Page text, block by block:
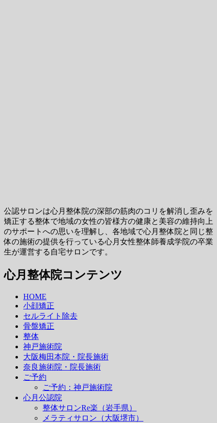
公認サロンは心月整体院の深部の筋肉のコリを解消し歪みを
矯正する整体で地域の女性の皆様方の健康と美容の維持向上
のサポートへの思いを理解し、各地域で心月整体院と同じ整
体の施術の提供を行っている心月女性整体師養成学院の卒業
生が運営する自宅サロンです。
心月整体院コンテンツ
HOME
小顔矯正
セルライト除去
骨盤矯正
整体
神戸施術院
大阪梅田本院・院長施術
奈良施術院・院長施術
ご予約
ご予約：神戸施術院
心月公認院
整体サロンRe楽（岩手県）
メラティサロン（大阪堺市）